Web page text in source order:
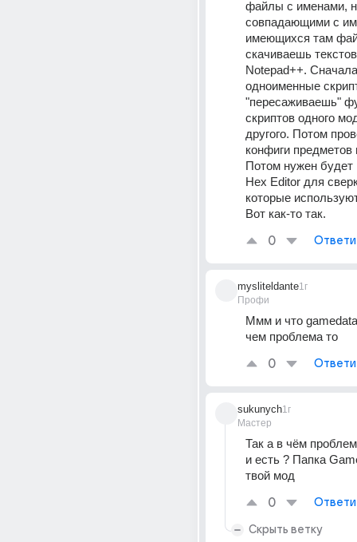
файлы с именами,
совпадающими с
имеющихся там
скачиваешь
Notepad++.
одноименные
"пересаживаешь"
скриптов одного
другого. Потом
конфиги
Потом нужен будет
Hex Editor для
которые
Вот как-то так.
0
mysliteldante
Профи
1г
Ммм и что
чем проблема то
0
sukunych
Мастер
1г
Так а в чём
и есть ? Папка
твой мод
0
Скрыть ветку